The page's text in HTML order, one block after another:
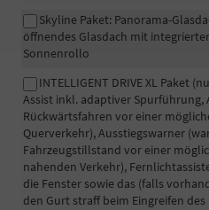
Skyline Paket: Panorama-
öffnendes Glasdach mit
Sonnenrollo
INTELLIGENT DRIVE XL Paket
Assist inkl. adaptiver
Rückwärtsfahren vor einer
Querverkehr), Ausstiegswarner
Fahrzeugstillstand vor einer
nahenden Verkehr),
die Fenster sowie das (falls
den Gurt straff beim Eingreifen